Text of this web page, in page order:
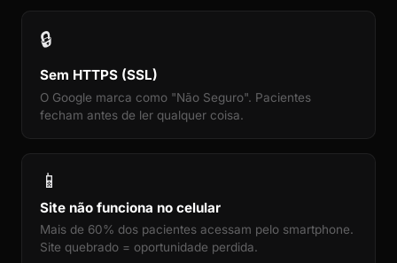
🔒
Sem HTTPS (SSL)
O Google marca como "Não Seguro". Pacientes
fecham antes de ler qualquer coisa.
📱
Site não funciona no celular
Mais de 60% dos pacientes acessam pelo smartphone.
Site quebrado = oportunidade perdida.